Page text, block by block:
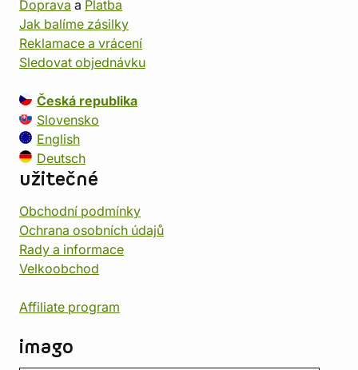
Doprava a Platba
Jak balíme zásilky
Reklamace a vrácení
Sledovat objednávku
Česká republika
Slovensko
English
Deutsch
užitečné
Obchodní podmínky
Ochrana osobních údajů
Rady a informace
Velkoobchod
Affiliate program
imago